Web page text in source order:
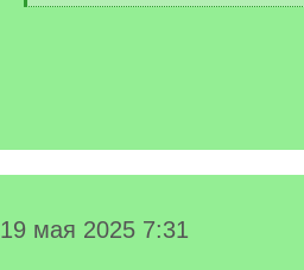
19 мая 2025 7:31